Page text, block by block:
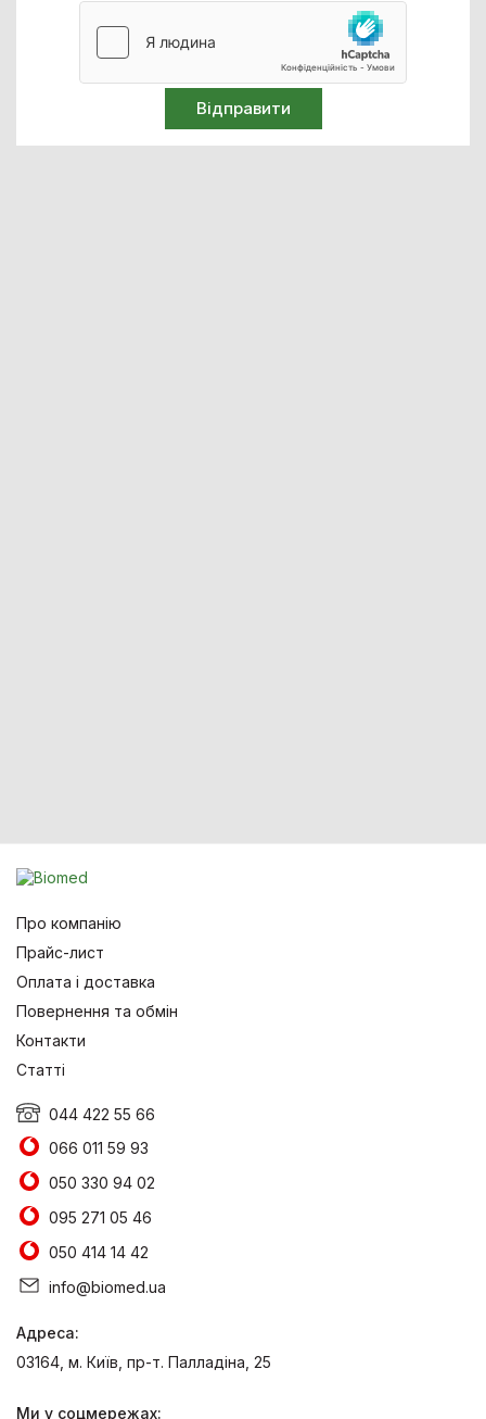
Про компанію
Прайс-лист
Оплата і доставка
Повернення та обмін
Контакти
Статті
044 422 55 66
066 011 59 93
050 330 94 02
095 271 05 46
050 414 14 42
info@biomed.ua
Адреса:
03164, м. Київ, пр-т. Палладіна, 25
Ми у соцмережах: